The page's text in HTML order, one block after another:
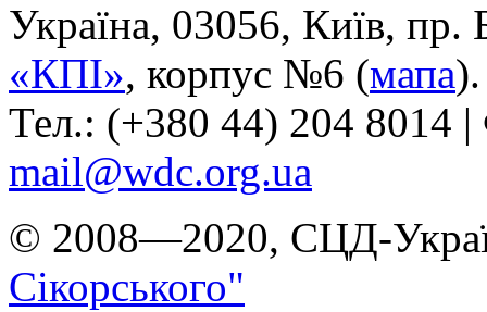
Україна, 03056, Київ, пр.
«КПІ», корпус №6 (мапа).
Тел.: (+380 44) 204 8014
mail@wdc.org.ua
© 2008—2020, СЦД-
Сікорського"